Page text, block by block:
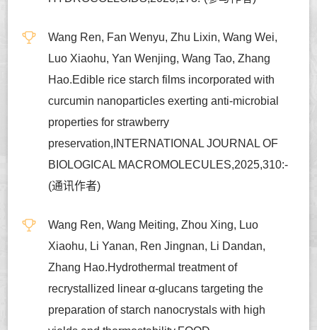
Wang Ren, Fan Wenyu, Zhu Lixin, Wang Wei,
Luo Xiaohu, Yan Wenjing, Wang Tao, Zhang
Hao.Edible rice starch films incorporated with
curcumin nanoparticles exerting anti-microbial
properties for strawberry
preservation,INTERNATIONAL JOURNAL OF
BIOLOGICAL MACROMOLECULES,2025,310:-
(通讯作者)
Wang Ren, Wang Meiting, Zhou Xing, Luo
Xiaohu, Li Yanan, Ren Jingnan, Li Dandan,
Zhang Hao.Hydrothermal treatment of
recrystallized linear α-glucans targeting the
preparation of starch nanocrystals with high